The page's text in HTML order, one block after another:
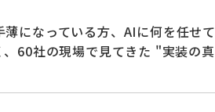
になっている方、AIに何を任せて
60社の現場で見てきた "実装の真